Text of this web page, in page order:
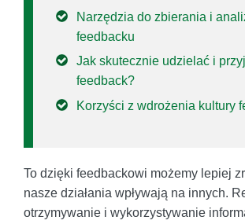
Narzędzia do zbierania i
feedbacku
Jak skutecznie udzielać i
feedback?
Korzyści z wdrożenia kultury
To dzięki feedbackowi możemy lepiej
nasze działania wpływają na innych.
otrzymywanie i wykorzystywanie